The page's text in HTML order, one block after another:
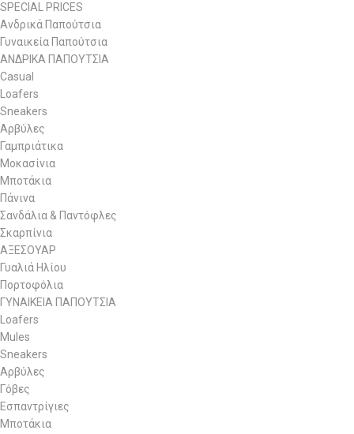
SPECIAL PRICES
Ανδρικά Παπούτσια
Γυναικεία Παπούτσια
ΑΝΔΡΙΚΑ ΠΑΠΟΥΤΣΙΑ
Casual
Loafers
Sneakers
Αρβύλες
Γαμπριάτικα
Μοκασίνια
Μποτάκια
Πάνινα
Σανδάλια & Παντόφλες
Σκαρπίνια
ΑΞΕΣΟΥΑΡ
Γυαλιά Ηλίου
Πορτοφόλια
ΓΥΝΑΙΚΕΙΑ ΠΑΠΟΥΤΣΙΑ
Loafers
Mules
Sneakers
Αρβύλες
Γόβες
Εσπαντρίγιες
Μποτάκια